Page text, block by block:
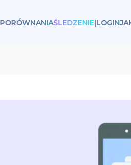
PORÓWNANIAŚLEDZENIE|LOGIN